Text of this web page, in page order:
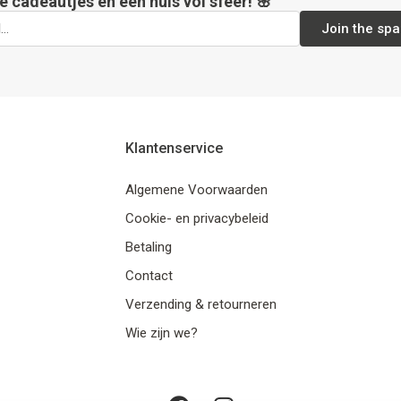
Join the
Klantenservice
Algemene Voorwaarden
Cookie- en privacybeleid
Betaling
Contact
Verzending & retourneren
Wie zijn we?